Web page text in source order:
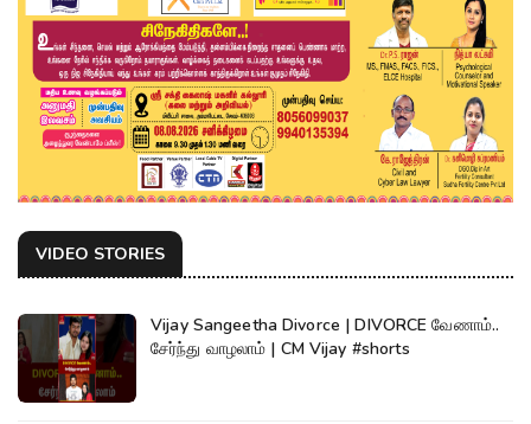
VIDEO STORIES
Vijay Sangeetha Divorce | DIVORCE வேணாம்..
சேர்ந்து வாழலாம் | CM Vijay #shorts